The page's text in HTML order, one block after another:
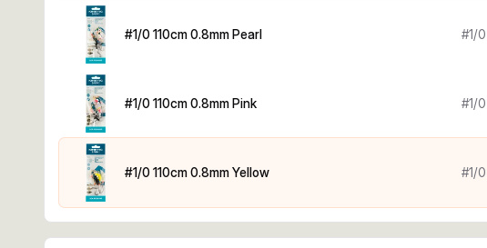
#1/0 110cm 0.8mm Pearl #1/0
#1/0 110cm 0.8mm Pink #1/0
#1/0 110cm 0.8mm Yellow #1/0